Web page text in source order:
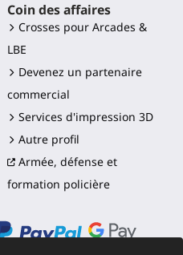
Coin des affaires
Crosses pour Arcades &
LBE
Devenez un partenaire
commercial
Services d'impression 3D
Autre profil
Armée, défense et
formation policière